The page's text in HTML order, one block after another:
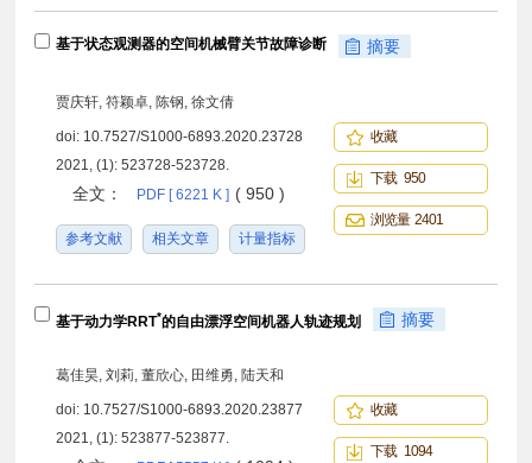
基于状态观测器的空间机械臂关节故障诊断 摘要
贾庆轩, 符颖卓, 陈钢, 徐文倩
doi: 10.7527/S1000-6893.2020.23728
2021, (1): 523728-523728.
全文： PDF [ 6221 K ] ( 950 )
参考文献 相关文章 计量指标
收藏
下载 950
浏览量 2401
基于动力学RRT*的自由漂浮空间机器人轨迹规划 摘要
葛佳昊, 刘莉, 董欣心, 田维勇, 陆天和
doi: 10.7527/S1000-6893.2020.23877
2021, (1): 523877-523877.
收藏
下载 1094